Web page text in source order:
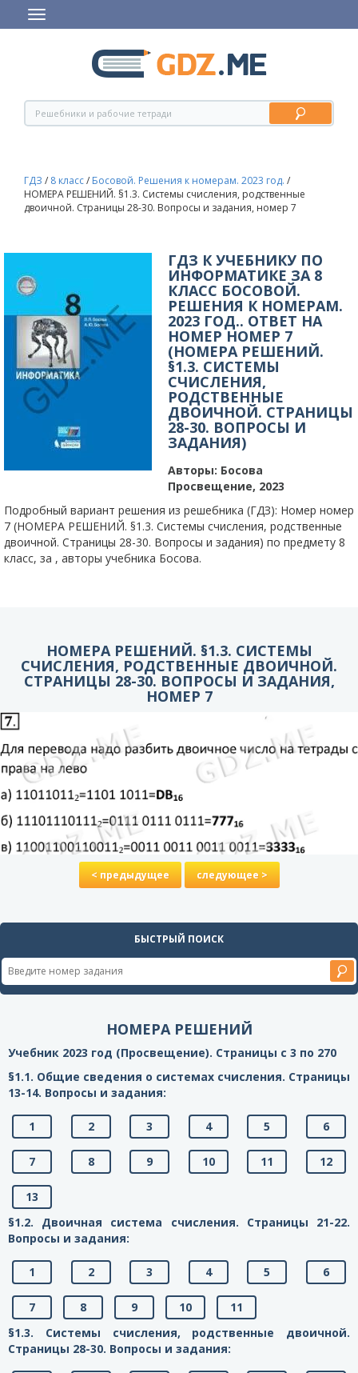
ГДЗ / 8 класс/ Босовой. Решения к номерам. 2023 год. /
НОМЕРА РЕШЕНИЙ. §1.3. Системы счисления, родственные
двоичной. Страницы 28-30. Вопросы и задания, номер 7
ГДЗ К УЧЕБНИКУ ПО
ИНФОРМАТИКЕ ЗА 8
КЛАСС БОСОВОЙ.
РЕШЕНИЯ К НОМЕРАМ.
2023 ГОД.. ОТВЕТ НА
НОМЕР НОМЕР 7
(НОМЕРА РЕШЕНИЙ.
§1.3. СИСТЕМЫ
СЧИСЛЕНИЯ,
РОДСТВЕННЫЕ
ДВОИЧНОЙ. СТРАНИЦЫ
28-30. ВОПРОСЫ И
ЗАДАНИЯ)
Авторы: Босова
Просвещение, 2023
Подробный вариант решения из решебника (ГДЗ): Номер номер
7 (НОМЕРА РЕШЕНИЙ. §1.3. Системы счисления, родственные
двоичной. Страницы 28-30. Вопросы и задания) по предмету 8
класс, за , авторы учебника Босова.
НОМЕРА РЕШЕНИЙ. §1.3. СИСТЕМЫ
СЧИСЛЕНИЯ, РОДСТВЕННЫЕ ДВОИЧНОЙ.
СТРАНИЦЫ 28-30. ВОПРОСЫ И ЗАДАНИЯ,
НОМЕР 7
< предыдущее следующее >
БЫСТРЫЙ ПОИСК
НОМЕРА РЕШЕНИЙ
Учебник 2023 год (Просвещение). Страницы с 3 по 270
§1.1. Общие сведения о системах счисления. Страницы
13-14. Вопросы и задания:
1 2 3 4 5 6
7 8 9 10 11 12
13
§1.2. Двоичная система счисления. Страницы 21-22.
Вопросы и задания:
1 2 3 4 5 6
7 8 9 10
11
§1.3. Системы счисления, родственные двоичной.
Страницы 28-30. Вопросы и задания: